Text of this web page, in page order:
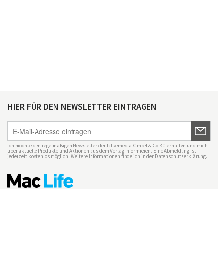
HIER FÜR DEN NEWSLETTER EINTRAGEN
Ich möchte den regelmäßigen Newsletter der falkemedia GmbH & Co KG erhalten und mich
über aktuelle Produkte und Aktionen aus dem Verlag informieren. Eine Abmeldung ist
jederzeit kostenlos möglich. Weitere Informationen finde ich in der Datenschutzerklärung.